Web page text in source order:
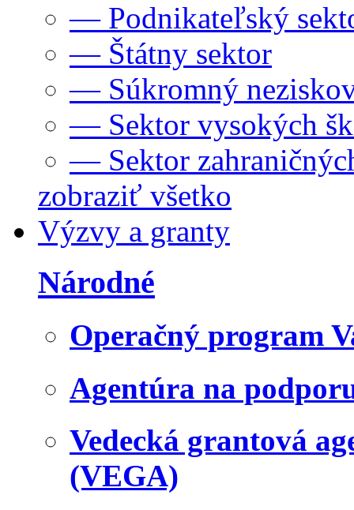
— Podnikateľský
— Štátny sektor
— Súkromný
— Sektor vysokých
— Sektor
zobraziť všetko
Výzvy a granty
Národné
Operačný program
Agentúra na
Vedecká grantová
(VEGA)